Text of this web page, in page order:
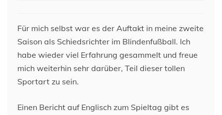
Für mich selbst war es der Auftakt in meine zweite
Saison als Schiedsrichter im Blindenfußball. Ich
habe wieder viel Erfahrung gesammelt und freue
mich weiterhin sehr darüber, Teil dieser tollen
Sportart zu sein.
Einen Bericht auf Englisch zum Spieltag gibt es